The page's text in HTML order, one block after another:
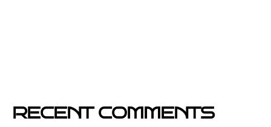
RECENT COMMENTS